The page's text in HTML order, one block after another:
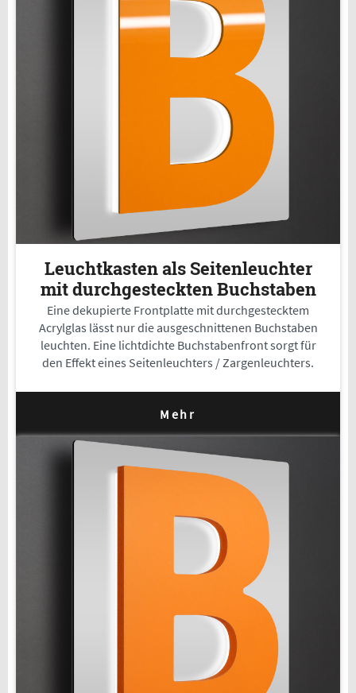
Leuchtkasten als Seitenleuchter
mit durchgesteckten Buchstaben
Eine dekupierte Frontplatte mit durchgestecktem
Acrylglas lässt nur die ausgeschnittenen Buchstaben
leuchten. Eine lichtdichte Buchstabenfront sorgt für
den Effekt eines Seitenleuchters / Zargenleuchters.
Mehr